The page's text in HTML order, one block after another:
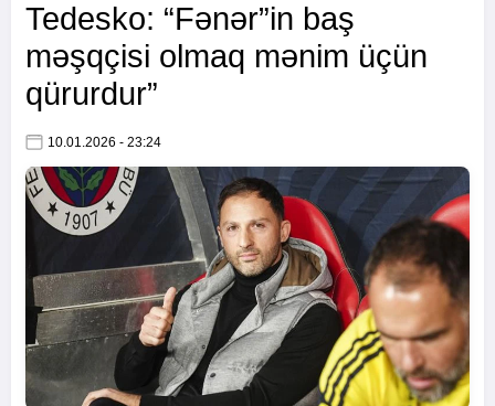
Tedesko: “Fənər”in baş
məşqçisi olmaq mənim üçün
qürurdur”
10.01.2026 - 23:24